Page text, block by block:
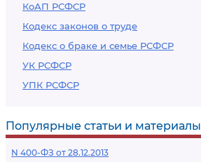
КоАП РСФСР
Кодекс законов о труде
Кодекс о браке и семье РСФСР
УК РСФСР
УПК РСФСР
Популярные статьи и материалы
N 400-ФЗ от 28.12.2013